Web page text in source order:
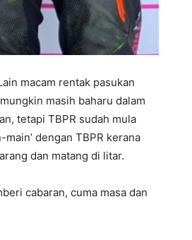
macam rentak pasukan
masih baharu dalam
tetapi TBPR sudah mula
dengan TBPR kerana
dan matang di litar.
cabaran, cuma masa dan